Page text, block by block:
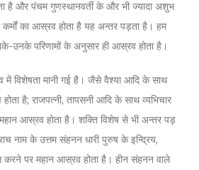
है और पंचम गुणस्थानवर्ती के और भी ज्यादा अशुभ
कर्मों का आस्रव होता है यह अन्तर पड़ता है। हम
उनके परिणामों के अनुसार ही आस्रव होता है।
विशेषता मानी गई है। जैसे वैश्या आदि के साथ
है; राजपत्नी, तापसनी आदि के साथ व्यभिचार
आस्रव होता है। शक्ति विशेष से भी अन्तर पड़
नाम के उत्तम संहनन धारी पुरुष के इन्द्रिय,
करने पर महान आस्रव होता है। हीन संहनन वाले